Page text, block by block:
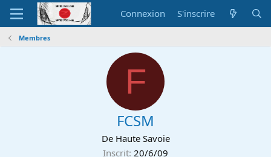
Connexion S'inscrire
Membres
F
FCSM
De Haute Savoie
Inscrit 20/6/09